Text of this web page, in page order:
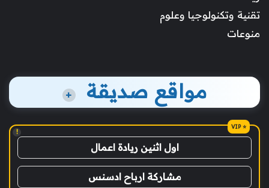
تقنية وتكنولوجيا وعلوم
منوعات
مواقع صديقة +
!
اول اثنين ريادة اعمال
مشاركة ارباح ادسنس